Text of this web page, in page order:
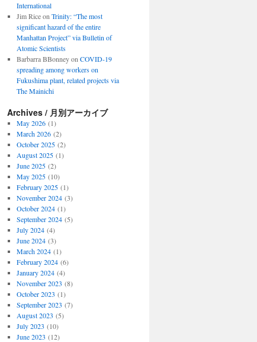
International
Jim Riceon Trinity: “The most
significant hazard of the entire
Manhattan Project” via Bulletin of
Atomic Scientists
Barbarra BBonneyon COVID-19
spreading among workers on
Fukushima plant, related projects via
The Mainichi
Archives / 月別アーカイブ
May 2026(1)
March 2026(2)
October 2025(2)
August 2025(1)
June 2025(2)
May 2025(10)
February 2025(1)
November 2024(3)
October 2024(1)
September 2024(5)
July 2024(4)
June 2024(3)
March 2024(1)
February 2024(6)
January 2024(4)
November 2023 (8)
October 2023 (1)
September 2023 (7)
August 2023 (5)
July 2023 (10)
June 2023 (12)